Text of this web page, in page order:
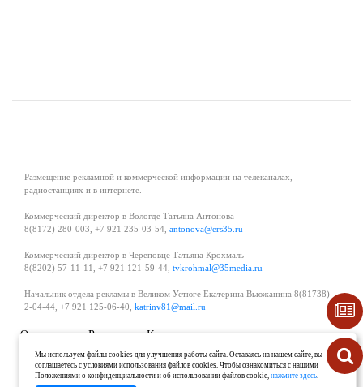
Размещение рекламной и коммерческой информации на телеканалах,
радиостанциях и в интернете.
Коммерческий директор в Вологде Татьяна Антонова
8(8172) 280-003, +7 921 235-03-54, antonova@ers35.ru
Коммерческий директор в Череповце Татьяна Крохмаль
8(8202) 57-11-11, +7 921 121-59-44, tvkrohmal@35media.ru
Начальник отдела рекламы в Великом Устюге Екатерина Вьюжанина 8(81738)
2-04-44, +7 921 125-06-40, katrinv81@mail.ru
О проекте Реклама
Контакты
Политика в области обработки и защиты персональных данных
Мы используем файлы cookies для улучшения работы сайта. Оставаясь на нашем сайте, вы
соглашаетесь с условиями использования файлов cookies. Чтобы ознакомиться с нашими
Положениями о конфиденциальности и об использовании файлов cookie,нажмите здесь.